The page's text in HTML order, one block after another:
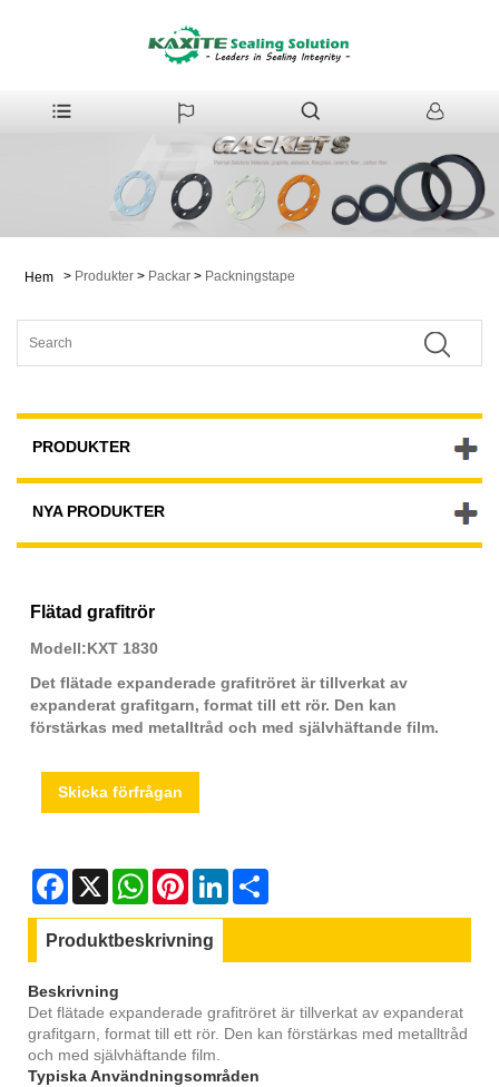
Hem > Produkter > Packar > Packningstape
PRODUKTER
NYA PRODUKTER
Flätad grafitrör
Modell:KXT 1830
Det flätade expanderade grafitröret är tillverkat av
expanderat grafitgarn, format till ett rör. Den kan
förstärkas med metalltråd och med självhäftande film.
Skicka förfrågan
Facebook
X WhatsAppPinterestLinkedIn
Produktbeskrivning
Beskrivning
Det flätade expanderade grafitröret är tillverkat av expanderat
grafitgarn, format till ett rör. Den kan förstärkas med metalltråd
och med självhäftande film.
Typiska Användningsområden